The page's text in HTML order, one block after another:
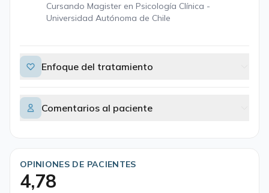
Cursando Magister en Psicología Clínica -
Universidad Autónoma de Chile
Enfoque del tratamiento
Comentarios al paciente
OPINIONES DE PACIENTES
4,78